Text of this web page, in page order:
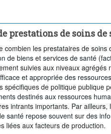
prestations de soins de
combien les prestataires de soins
de biens et services de santé
suivies aux niveaux
et appropriée des
spécifiques de politique publique
destinés aux ressources
intrants importants. Par
santé repose souvent sur des
liées aux facteurs de production.